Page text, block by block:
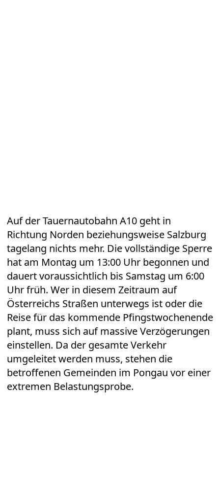
Auf der Tauernautobahn A10 geht in
Richtung Norden beziehungsweise Salzburg
tagelang nichts mehr. Die vollständige Sperre
hat am Montag um 13:00 Uhr begonnen und
dauert voraussichtlich bis Samstag um 6:00
Uhr früh. Wer in diesem Zeitraum auf
Österreichs Straßen unterwegs ist oder die
Reise für das kommende Pfingstwochenende
plant, muss sich auf massive Verzögerungen
einstellen. Da der gesamte Verkehr
umgeleitet werden muss, stehen die
betroffenen Gemeinden im Pongau vor einer
extremen Belastungsprobe.